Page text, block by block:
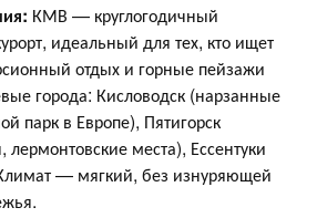
КМВ — круглогодичный
идеальный для тех, кто ищет
отдых и горные пейзажи
города: Кисловодск (нарзанные
парк в Европе), Пятигорск
места), Ессентуки
— мягкий, без изнуряющей
.